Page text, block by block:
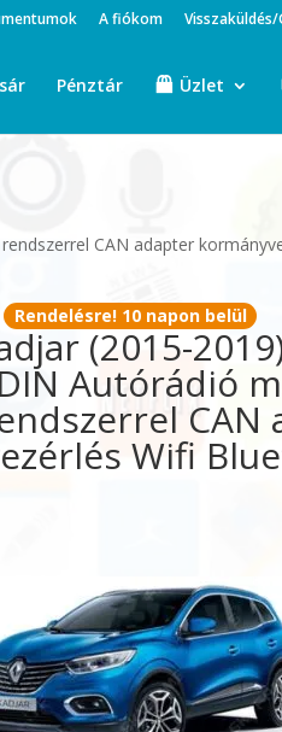
A fiókom Visszaküldés/
Pénztár Üzlet
CAN adapter
Rendelésre! 10 napon belül
(2015-
Autórádió
CAN
Wifi